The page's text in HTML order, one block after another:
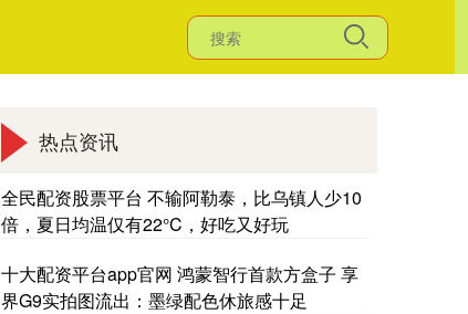
热点资讯
全民配资股票平台 不输阿勒泰，比乌镇人少10
倍，夏日均温仅有22°C，好吃又好玩
十大配资平台app官网 鸿蒙智行首款方盒子 享
界G9实拍图流出：墨绿配色休旅感十足